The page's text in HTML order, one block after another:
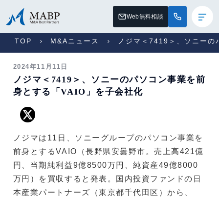
Web無料相談
TOP M&Aニュース ノジマ＜7419＞、ソニー
2024年11月11日
ノジマ＜7419＞、ソニーのパソコン事業を前
身とする「VAIO」を子会社化
ノジマは11日、ソニーグループのパソコン事業を
前身とするVAIO（長野県安曇野市。売上高421億
円、当期純利益9億8500万円、純資産49億8000
万円）を買収すると発表。国内投資ファンドの日
本産業パートナーズ（東京都千代田区）から、